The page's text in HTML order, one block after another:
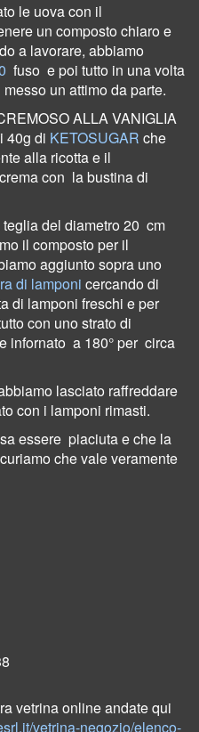
le uova con il
un composto chiaro e
a lavorare, abbiamo
fuso e poi tutto in una volta
messo un attimo da parte.
ALLA VANIGLIA
i 40g di KETOSUGAR che
alla ricotta e il
con la bustina di
del diametro 20 cm
il composto per il
aggiunto sopra uno
di lamponi cercando di
di lamponi freschi e per
con uno strato di
infornato a 180° per circa
lasciato raffreddare
con i lamponi rimasti.
essere piaciuta e che la
che vale veramente
vetrina online andate qui
vetrina-negozio/elenco-